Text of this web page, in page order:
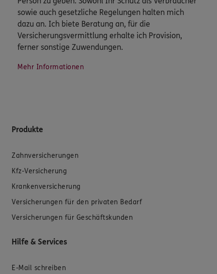
sowie auch gesetzliche Regelungen halten mich
dazu an. Ich biete Beratung an, für die
Versicherungsvermittlung erhalte ich Provision,
ferner sonstige Zuwendungen.
Mehr Informationen
Produkte
Zahnversicherungen
Kfz-Versicherung
Krankenversicherung
Versicherungen für den privaten Bedarf
Versicherungen für Geschäftskunden
Hilfe & Services
E-Mail schreiben